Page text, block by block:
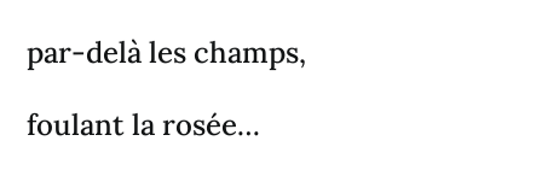
par-delà les champs,
foulant la rosée…